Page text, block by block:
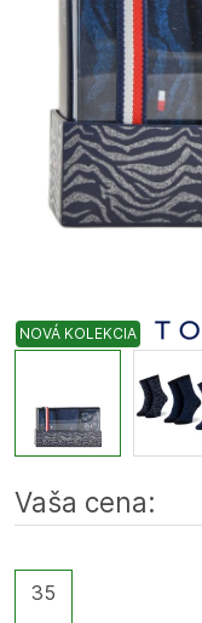
NOVÁ KOLEKCIA
Vaša cena:
35